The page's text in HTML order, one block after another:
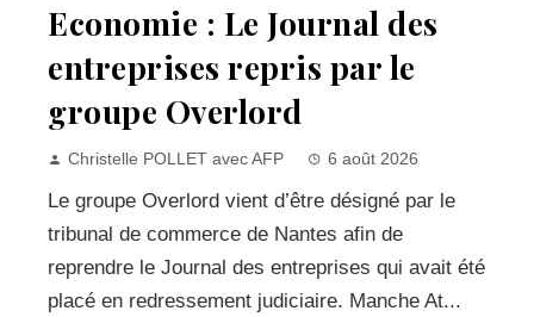
Economie : Le Journal des
entreprises repris par le
groupe Overlord
Christelle POLLET avec AFP 6 août 2026
Le groupe Overlord vient d’être désigné par le
tribunal de commerce de Nantes afin de
reprendre le Journal des entreprises qui avait été
placé en redressement judiciaire. Manche At...